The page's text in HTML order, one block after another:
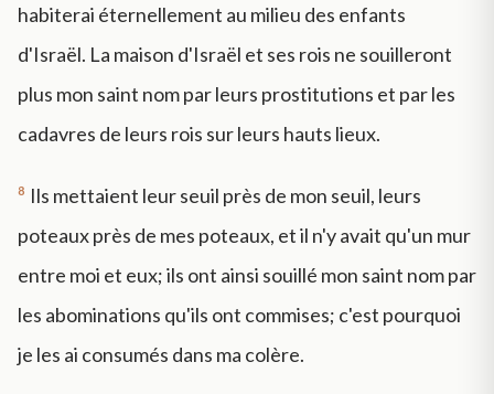
habiterai éternellement au milieu des enfants
d'Israël. La maison d'Israël et ses rois ne souilleront
plus mon saint nom par leurs prostitutions et par les
cadavres de leurs rois sur leurs hauts lieux.
8 Ils mettaient leur seuil près de mon seuil, leurs
poteaux près de mes poteaux, et il n'y avait qu'un mur
entre moi et eux; ils ont ainsi souillé mon saint nom par
les abominations qu'ils ont commises; c'est pourquoi
je les ai consumés dans ma colère.